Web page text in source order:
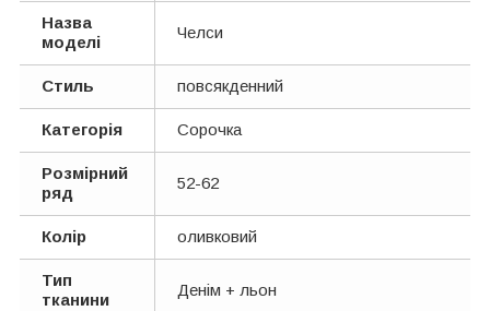
Назва
моделі
Челси
Стиль повсякденний
Категорія Сорочка
Розмірний
ряд
52-62
Колір оливковий
Тип
тканини
Денім + льон